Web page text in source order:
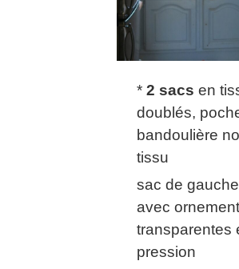
*2 sacs en
doublés,
bandoulière
tissu
sac de
avec
transparentes
pression